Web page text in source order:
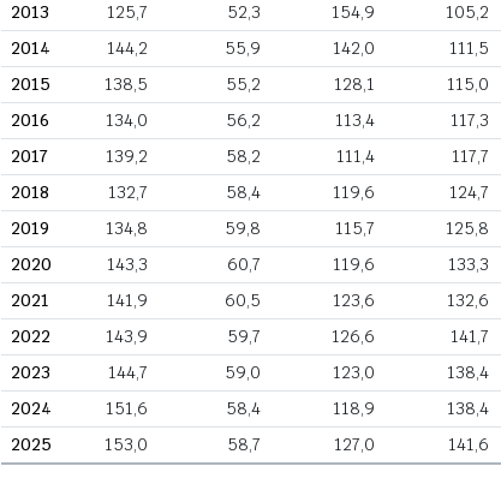
2013
125,7 52,3 154,9 105,2
2014
144,2 55,9 142,0 111,5
2015
138,5 55,2 128,1 115,0
2016
134,0 56,2 113,4 117,3
2017
139,2 58,2 111,4 117,7
2018
132,7 58,4 119,6 124,7
2019
134,8 59,8 115,7 125,8
2020
143,3 60,7 119,6 133,3
2021
141,9 60,5 123,6 132,6
2022
143,9 59,7 126,6 141,7
2023
144,7 59,0 123,0 138,4
2024
151,6 58,4 118,9 138,4
2025
153,0 58,7 127,0 141,6